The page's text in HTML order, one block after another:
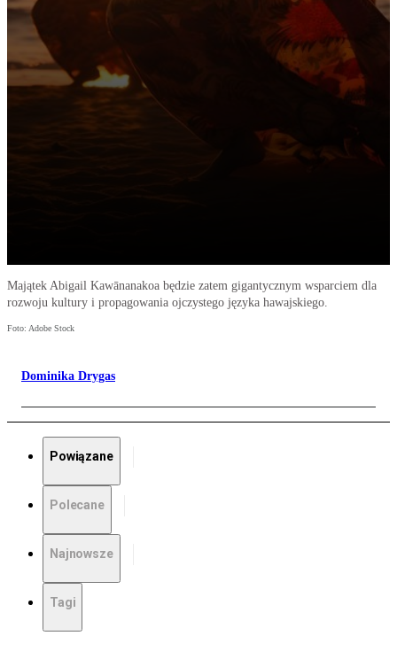
Majątek Abigail Kawānanakoa będzie zatem gigantycznym wsparciem dla
rozwoju kultury i propagowania ojczystego języka hawajskiego.
Foto: Adobe Stock
Dominika Drygas
Powiązane
Polecane
Najnowsze
Tagi